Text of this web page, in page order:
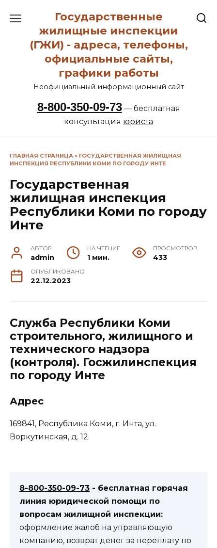
содержанию
Государственные
жилищные инспекции
(ГЖИ) - адреса, телефоны,
официальные сайты,
графики работы
Неофициальный информационный сайт
8-800-350-09-73— бесплатная
консультация юриста
ГЛАВНАЯ СТРАНИЦА » ГОСУДАРСТВЕННАЯ ЖИЛИЩНАЯ
ИНСПЕКЦИЯ РЕСПУБЛИКИ КОМИ ПО ГОРОДУ ИНТЕ
Государственная
жилищная инспекция
Республики Коми по городу
Инте
АВТОР
admin
НА ЧТЕНИЕ
1 мин.
ПРОСМОТРОВ
433
ОПУБЛИКОВАНО
22.12.2023
Служба Республики Коми
строительного, жилищного и
технического надзора
(контроля). Госжилинспекция
по городу Инте
Адрес
169841, Республика Коми, г. Инта, ул.
Воркутинская, д. 12.
8-800-350-09-73 - бесплатная горячая
линия юридической помощи по
вопросам жилищной инспекции:
оформление жалоб на управляющую
компанию, возврат денег за переплату по